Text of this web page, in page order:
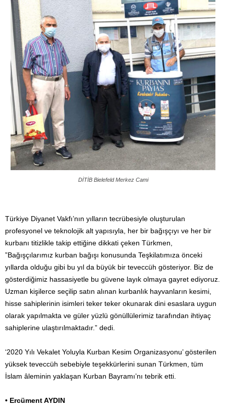
DİTİB Bielefeld Merkez Cami
Türkiye Diyanet Vakfı’nın yılların tecrübesiyle oluşturulan
profesyonel ve teknolojik alt yapısıyla, her bir bağışçıyı ve her bir
kurbanı titizlikle takip ettiğine dikkati çeken Türkmen,
”Bağışçılarımız kurban bağışı konusunda Teşkilatımıza önceki
yıllarda olduğu gibi bu yıl da büyük bir teveccüh gösteriyor. Biz de
gösterdiğimiz hassasiyetle bu güvene layık olmaya gayret ediyoruz.
Uzman kişilerce seçilip satın alınan kurbanlık hayvanların kesimi,
hisse sahiplerinin isimleri teker teker okunarak dini esaslara uygun
olarak yapılmakta ve güler yüzlü gönüllülerimiz tarafından ihtiyaç
sahiplerine ulaştırılmaktadır.” dedi.
‘2020 Yılı Vekalet Yoluyla Kurban Kesim Organizasyonu’ gösterilen
yüksek teveccüh sebebiyle teşekkürlerini sunan Türkmen, tüm
İslam âleminin yaklaşan Kurban Bayramı’nı tebrik etti.
• Ercüment AYDIN